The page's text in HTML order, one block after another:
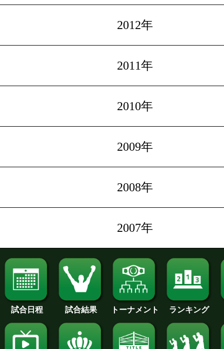
2012年
2011年
2010年
2009年
2008年
2007年
試合日程 試合結果 トーナメント ランキング